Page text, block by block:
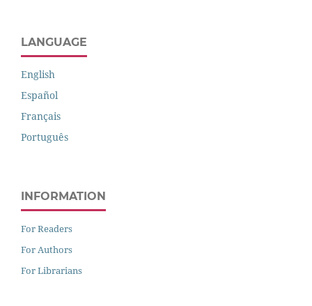
LANGUAGE
English
Español
Français
Português
INFORMATION
For Readers
For Authors
For Librarians